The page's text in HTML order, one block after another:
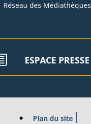
Réseau des Médiathèques
ESPACE PRESSE
Plan du site